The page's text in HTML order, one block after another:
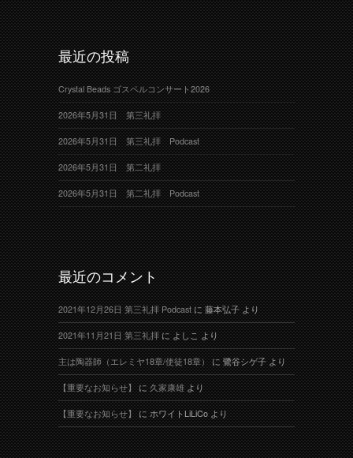
最近の投稿
Crystal Beads ゴスペルコンサート2026
2026年5月31日 第三礼拝
2026年5月31日 第三礼拝 Podcast
2026年5月31日 第二礼拝
2026年5月31日 第二礼拝 Podcast
最近のコメント
2021年12月26日 第三礼拝 Podcastに藤本弘子より
2021年11月21日 第三礼拝によしこより
主は陶器師（エレミヤ18章/使徒18章）に鷺谷シゲ子より
【重要なお知らせ】に久家康雄より
【重要なお知らせ】にホワイトLiLiCoより